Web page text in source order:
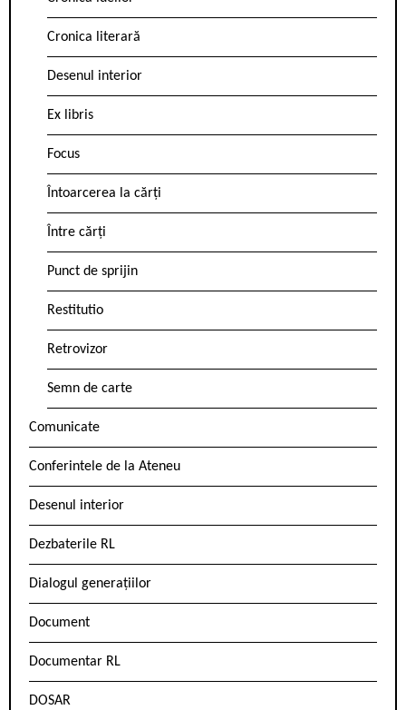
Cronica literară
Desenul interior
Ex libris
Focus
Întoarcerea la cărți
Între cărți
Punct de sprijin
Restitutio
Retrovizor
Semn de carte
Comunicate
Conferintele de la Ateneu
Desenul interior
Dezbaterile RL
Dialogul generațiilor
Document
Documentar RL
DOSAR